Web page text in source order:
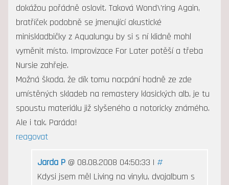
dokážou pořádně oslovit. Taková Wond\'ring Again,
bratříček podobně se jmenující akustické
miniskladbičky z Aqualungu by si s ní klidně mohl
vyměnit místo. Improvizace For Later potěší a třeba
Nursie zahřeje.
Možná škoda, že dík tomu nacpání hodně ze zde
umístěných skladeb na remastery klasických alb, je tu
spoustu materiálu již slyšeného a notoricky známého.
Ale i tak. Paráda!
reagovat
Jarda P@ 08.08.2008 04:50:33 | #
Kdysi jsem měl Living na vinylu, dvojalbum s